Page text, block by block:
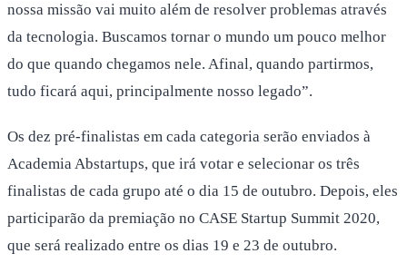
nossa missão vai muito além de resolver problemas através
da tecnologia. Buscamos tornar o mundo um pouco melhor
do que quando chegamos nele. Afinal, quando partirmos,
tudo ficará aqui, principalmente nosso legado”.
Os dez pré-finalistas em cada categoria serão enviados à
Academia Abstartups, que irá votar e selecionar os três
finalistas de cada grupo até o dia 15 de outubro. Depois, eles
participarão da premiação no CASE Startup Summit 2020,
que será realizado entre os dias 19 e 23 de outubro.